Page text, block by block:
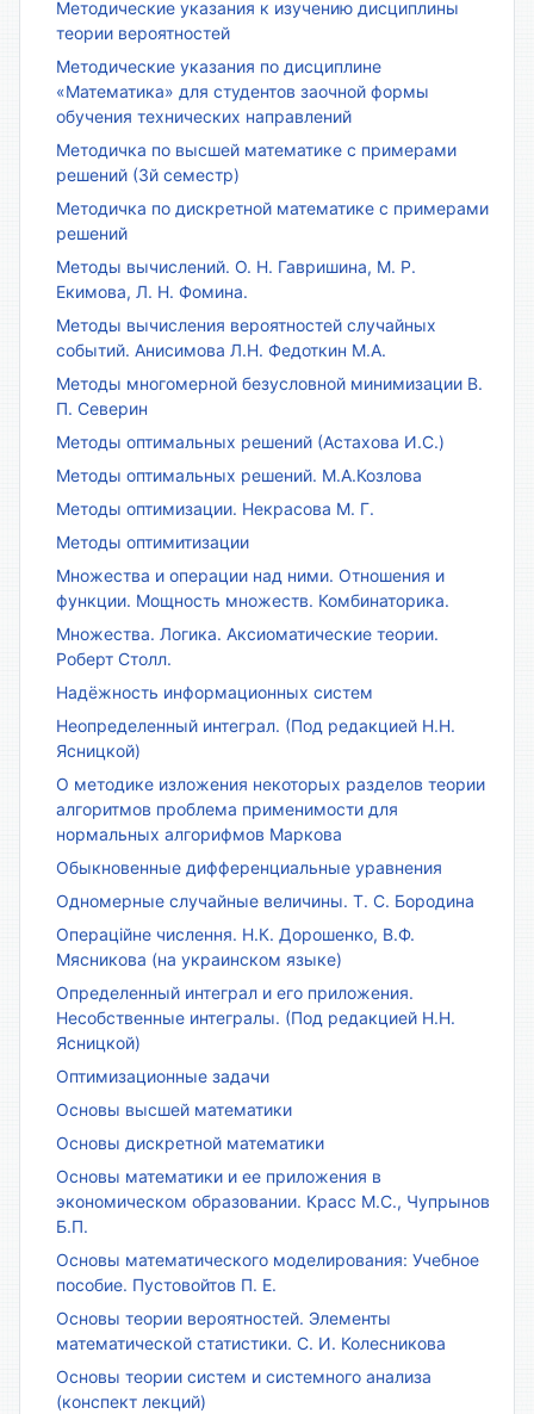
Методические указания к изучению дисциплины
теории вероятностей
Методические указания по дисциплине
«Математика» для студентов заочной формы
обучения технических направлений
Методичка по высшей математике с примерами
решений (3й семестр)
Методичка по дискретной математике с примерами
решений
Методы вычислений. О. Н. Гавришина, М. Р.
Екимова, Л. Н. Фомина.
Методы вычисления вероятностей случайных
событий. Анисимова Л.Н. Федоткин М.А.
Методы многомерной безусловной минимизации В.
П. Северин
Методы оптимальных решений (Астахова И.С.)
Методы оптимальных решений. М.А.Козлова
Методы оптимизации. Некрасова М. Г.
Методы оптимитизации
Множества и операции над ними. Отношения и
функции. Мощность множеств. Комбинаторика.
Множества. Логика. Аксиоматические теории.
Роберт Столл.
Надёжность информационных систем
Неопределенный интеграл. (Под редакцией Н.Н.
Ясницкой)
О методике изложения некоторых разделов теории
алгоритмов проблема применимости для
нормальных алгорифмов Маркова
Обыкновенные дифференциальные уравнения
Одномерные случайные величины. Т. С. Бородина
Операційне числення. Н.К. Дорошенко, В.Ф.
Мясникова (на украинском языке)
Определенный интеграл и его приложения.
Несобственные интегралы. (Под редакцией Н.Н.
Ясницкой)
Оптимизационные задачи
Основы высшей математики
Основы дискретной математики
Основы математики и ее приложения в
экономическом образовании. Красс М.С., Чупрынов
Б.П.
Основы математического моделирования: Учебное
пособие. Пустовойтов П. Е.
Основы теории вероятностей. Элементы
математической статистики. С. И. Колесникова
Основы теории систем и системного анализа
(конспект лекций)